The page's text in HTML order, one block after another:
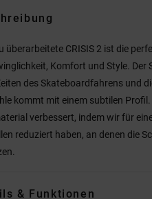
überarbeitete CRISIS 2 ist die
Komfort und Style. Der
des Skateboardfahrens und
kommt mit einem subtilen
verbessert, indem wir für
reduziert haben, an denen die
& Funktionen